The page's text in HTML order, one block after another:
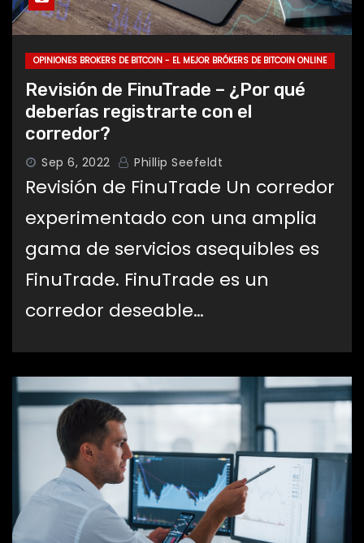
OPINIONES BROKERS DE BITCOIN - EL MEJOR BRÓKERS DE BITCOIN ONLINE
Revisión de FinuTrade – ¿Por qué
deberías registrarte con el
corredor?
Sep 6, 2022 Phillip Seefeldt
Revisión de FinuTrade Un corredor
experimentado con una amplia
gama de servicios asequibles es
FinuTrade. FinuTrade es un
corredor deseable…